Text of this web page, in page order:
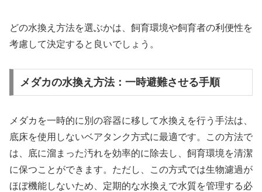
どの水換え方法を選ぶかは、飼育環境や飼育者の利便性を
考慮して決定すると良いでしょう。
メダカの水換え方法：一時避難させる手順
メダカを一時的に別の容器に移して水換えを行う手法は、
底床を使用しないベアタンク方式に最適です。この方法で
は、底に溜まった汚れを効率的に除去し、飼育環境を清潔
に保つことができます。ただし、この方式では生物濾過が
ほぼ機能しないため、定期的な水換えで水質を管理する必